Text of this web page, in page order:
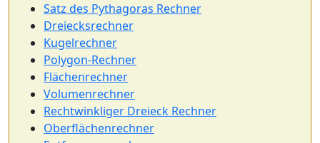
Satz des Pythagoras Rechner
Dreiecksrechner
Kugelrechner
Polygon-Rechner
Flächenrechner
Volumenrechner
Rechtwinkliger Dreieck Rechner
Oberflächenrechner